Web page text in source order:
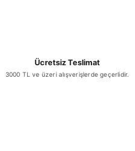
Ücretsiz Teslimat
3000 TL ve üzeri alışverişlerde geçerlidir.